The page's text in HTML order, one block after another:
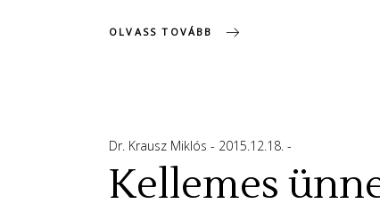
OLVASS TOVÁBB
Dr. Krausz Miklós 2015.12.18.
Kellemes